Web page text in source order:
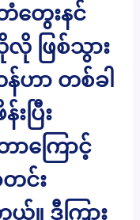
တွေးနင်
ဖြစ်သွား
ဟာ တစ်ခါ
ပြီး
ကြောင့်
င်း
။ ဒီကြား